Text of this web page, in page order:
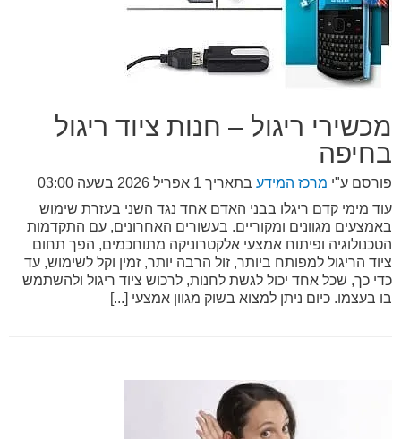
מכשירי ריגול – חנות ציוד ריגול
בחיפה
פורסם ע"י מרכז המידע בתאריך 1 אפריל 2026 בשעה 03:00
עוד מימי קדם ריגלו בבני האדם אחד נגד השני בעזרת שימוש
באמצעים מגוונים ומקוריים. בעשורים האחרונים, עם התקדמות
הטכנולוגיה ופיתוח אמצעי אלקטרוניקה מתוחכמים, הפך תחום
ציוד הריגול למפותח ביותר, זול הרבה יותר, זמין וקל לשימוש, עד
כדי כך, שכל אחד יכול לגשת לחנות, לרכוש ציוד ריגול ולהשתמש
בו בעצמו. כיום ניתן למצוא בשוק מגוון אמצעי [...]